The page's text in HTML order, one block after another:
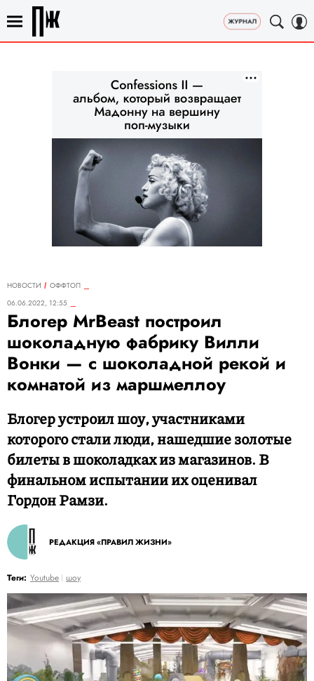
НОВОСТИ
ОФФТОП
06.06.2022, 12:55
Блогер MrBeast построил
шоколадную фабрику Вилли
Вонки — с шоколадной рекой и
комнатой из маршмеллоу
Блогер устроил шоу, участниками
которого стали люди, нашедшие золотые
билеты в шоколадках из магазинов. В
финальном испытании их оценивал
Гордон Рамзи.
РЕДАКЦИЯ «ПРАВИЛ ЖИЗНИ»
Теги: Youtube шоу